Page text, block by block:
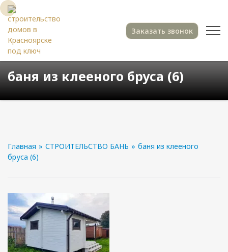
Заказать звонок
баня из клееного бруса (6)
Главная » СТРОИТЕЛЬСТВО БАНЬ » баня из клееного
бруса (6)